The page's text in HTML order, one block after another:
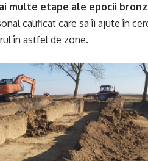
multe etape ale epocii
calificat care sa îi ajute în
în astfel de zone.